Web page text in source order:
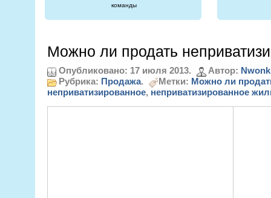
команды
Можно ли продать
Опубликовано: 17 июля 2013. Автор:
Рубрика: Продажа. Метки: Можно ли
неприватизированное, неприватизированное